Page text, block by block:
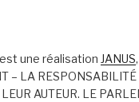
une réalisation JANUS
– LA
AUTEUR. LE